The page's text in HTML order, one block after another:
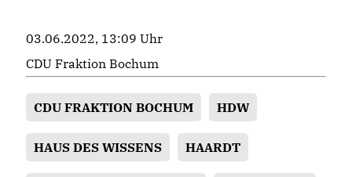
03.06.2022, 13:09 Uhr
CDU Fraktion Bochum
CDU FRAKTION BOCHUM HDW
HAUS DES WISSENS HAARDT